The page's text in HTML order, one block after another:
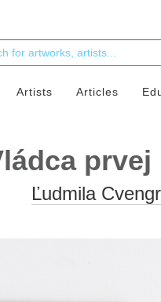
Artists Articles
Ľudmila